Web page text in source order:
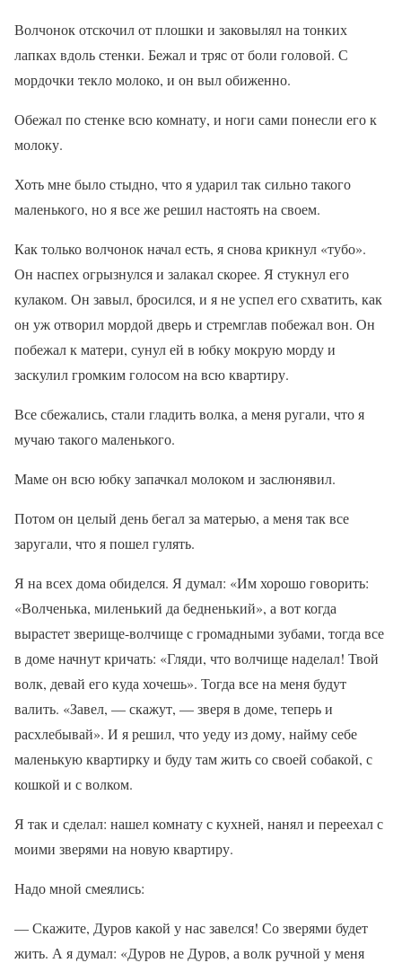
Волчонок отскочил от плошки и заковылял на тонких
лапках вдоль стенки. Бежал и тряс от боли головой. С
мордочки текло молоко, и он выл обиженно.
Обежал по стенке всю комнату, и ноги сами понесли его к
молоку.
Хоть мне было стыдно, что я ударил так сильно такого
маленького, но я все же решил настоять на своем.
Как только волчонок начал есть, я снова крикнул «тубо».
Он наспех огрызнулся и залакал скорее. Я стукнул его
кулаком. Он завыл, бросился, и я не успел его схватить, как
он уж отворил мордой дверь и стремглав побежал вон. Он
побежал к матери, сунул ей в юбку мокрую морду и
заскулил громким голосом на всю квартиру.
Все сбежались, стали гладить волка, а меня ругали, что я
мучаю такого маленького.
Маме он всю юбку запачкал молоком и заслюнявил.
Потом он целый день бегал за матерью, а меня так все
заругали, что я пошел гулять.
Я на всех дома обиделся. Я думал: «Им хорошо говорить:
«Волченька, миленький да бедненький», а вот когда
вырастет зверище-волчище с громадными зубами, тогда все
в доме начнут кричать: «Гляди, что волчище наделал! Твой
волк, девай его куда хочешь». Тогда все на меня будут
валить. «Завел, — скажут, — зверя в доме, теперь и
расхлебывай». И я решил, что уеду из дому, найму себе
маленькую квартирку и буду там жить со своей собакой, с
кошкой и с волком.
Я так и сделал: нашел комнату с кухней, нанял и переехал с
моими зверями на новую квартиру.
Надо мной смеялись:
— Скажите, Дуров какой у нас завелся! Со зверями будет
жить. А я думал: «Дуров не Дуров, а волк ручной у меня